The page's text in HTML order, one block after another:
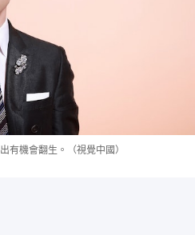
有機會翻生。（視覺中國）